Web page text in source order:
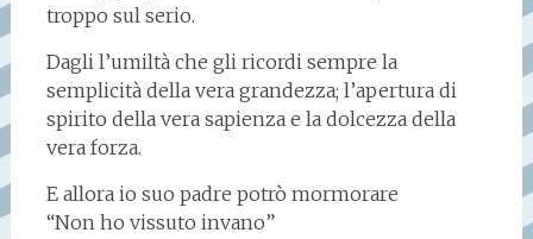
troppo sul serio.
Dagli l’umiltà che gli ricordi sempre la
semplicità della vera grandezza; l’apertura di
spirito della vera sapienza e la dolcezza della
vera forza.
E allora io suo padre potrò mormorare
“Non ho vissuto invano”